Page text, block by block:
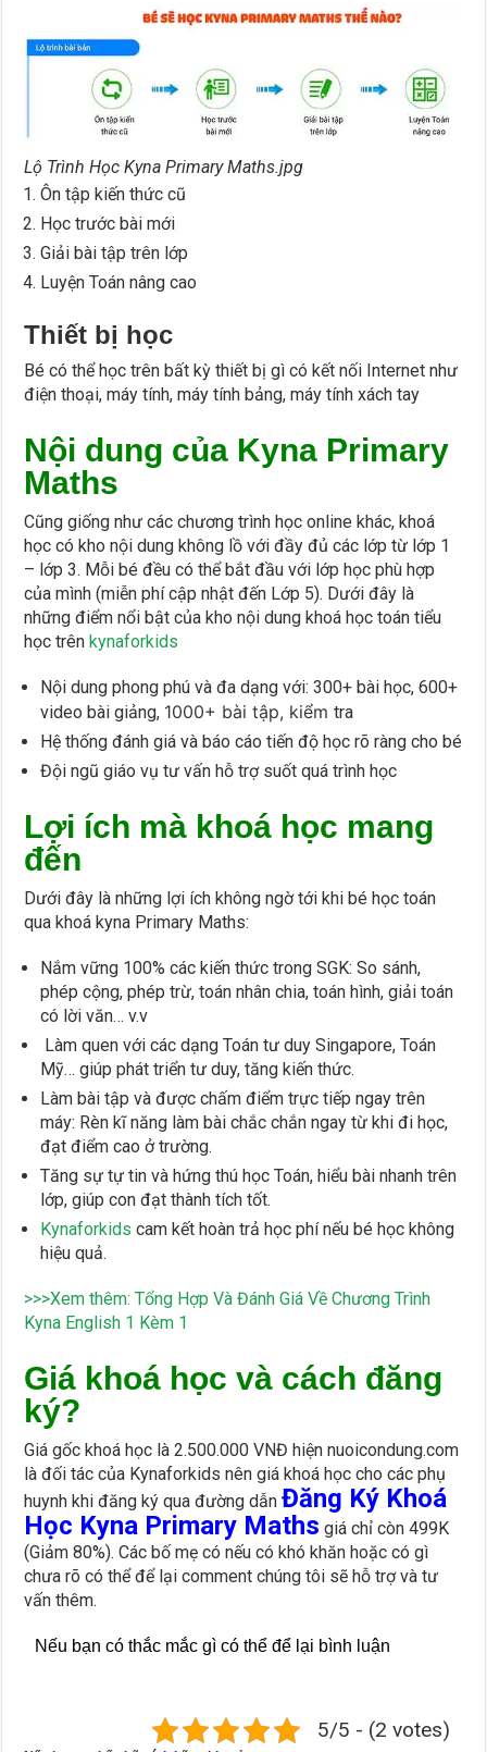
Lộ Trình Học Kyna Primary Maths.jpg
Ôn tập kiến thức cũ
Học trước bài mới
Giải bài tập trên lớp
Luyện Toán nâng cao
Thiết bị học
Bé có thể học trên bất kỳ thiết bị gì có kết nối Internet như
điện thoại, máy tính, máy tính bảng, máy tính xách tay
Nội dung của Kyna Primary
Maths
Cũng giống như các chương trình học online khác, khoá
học có kho nội dung không lồ với đầy đủ các lớp từ lớp 1
– lớp 3. Mỗi bé đều có thể bắt đầu với lớp học phù hợp
của mình (miễn phí cập nhật đến Lớp 5). Dưới đây là
những điểm nổi bật của kho nội dung khoá học toán tiểu
học trênkynaforkids
Nội dung phong phú và đa dạng với: 300+ bài học, 600+
video bài giảng, 1000+ bài tập, kiểmtra
Hệ thống đánh giá và báo cáo tiến độ học rõ ràng cho bé
Đội ngũ giáo vụ tư vấn hỗ trợ suốt quá trình học
Lợi ích mà khoá học mang
đến
Dưới đây là những lợi ích không ngờ tới khi bé học toán
qua khoá kyna Primary Maths:
Nắm vững 100% các kiến thức trong SGK: So sánh,
phép cộng, phép trừ, toán nhân chia, toán hình, giải toán
có lời văn… v.v
Làm quen với các dạng Toán tư duy Singapore, Toán
Mỹ… giúp phát triển tư duy, tăng kiến thức.
Làm bài tập và được chấm điểm trực tiếp ngay trên
máy: Rèn kĩ năng làm bài chắc chắn ngay từ khi đi học,
đạt điểm cao ở trường.
Tăng sự tự tin và hứng thú học Toán, hiểu bài nhanh trên
lớp, giúp con đạt thành tích tốt.
Kynaforkids cam kết hoàn trả học phí nếu bé học không
hiệu quả.
>>>Xem thêm: Tổng Hợp Và Đánh Giá Về Chương Trình
Kyna English 1 Kèm 1
Giá khoá học và cách đăng
ký?
Giá gốc khoá học là 2.500.000 VNĐ hiện nuoicondung.com
là đối tác của Kynaforkids nên giá khoá học cho các phụ
huynh khi đăng ký qua đường dẫnĐăng Ký Khoá
Học Kyna Primary Maths giá chỉ còn 499K
(Giảm 80%). Các bố mẹ có nếu có khó khăn hoặc có gì
chưa rõ có thể để lại comment chúng tôi sẽ hỗ trợ và tư
vấn thêm.
Nếu bạn có thắc mắc gì có thể để lại bình luận
5/5 - (2 votes)